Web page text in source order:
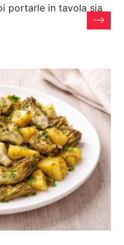
portarle in tavola sia